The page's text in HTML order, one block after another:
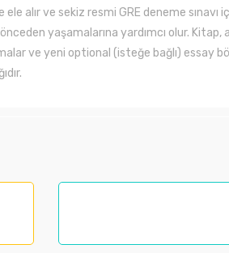
alır ve sekiz resmi GRE deneme sınavı
yaşamalarına yardımcı olur. Kitap,
ve yeni optional (isteğe bağlı) essay